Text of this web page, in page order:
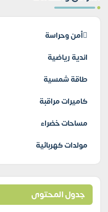
أمن وحراسة
اندية رياضية
طاقة شمسية
كاميرات مراقبة
مساحات خضراء
مولدات كهربائية
جدول المحتوى